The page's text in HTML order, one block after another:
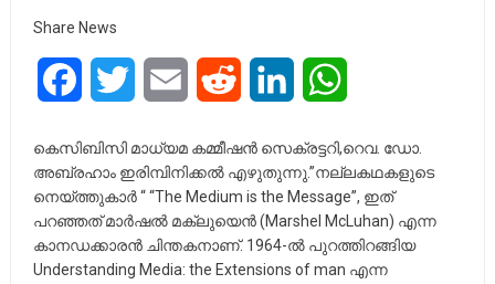
Share News
FacebookTwitter Email Reddit LinkedIn
കെസിബിസി മാധ്യമ കമ്മീഷൻ സെക്രട്ടറി,റെവ. ഡോ.
അബ്രഹാം ഇരിമ്പിനിക്കൽ എഴുതുന്നു.”നല്ലകഥകളുടെ
നെയ്ത്തുകാർ “ “The Medium is the Message”, ഇത്‌
പറഞ്ഞത്‌ മാര്‍ഷല്‍ മക്ലുയെന്‍ (Marshel McLuhan) എന്ന
കാനഡക്കാരന്‍ ചിന്തകനാണ്‌. 1964-ല്‍ പുറത്തിറങ്ങിയ
Understanding Media: the Extensions of man എന്ന